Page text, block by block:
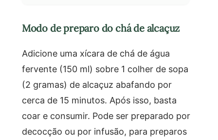
Modo de preparo do chá de alcaçuz
Adicione uma xícara de chá de água
fervente (150 ml) sobre 1 colher de sopa
(2 gramas) de alcaçuz abafando por
cerca de 15 minutos. Após isso, basta
coar e consumir. Pode ser preparado por
decocção ou por infusão, para preparos